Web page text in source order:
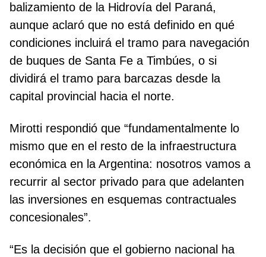
balizamiento de la Hidrovía del Paraná,
aunque aclaró que no está definido en qué
condiciones incluirá el tramo para navegación
de buques de Santa Fe a Timbúes, o si
dividirá el tramo para barcazas desde la
capital provincial hacia el norte.
Mirotti respondió que “fundamentalmente lo
mismo que en el resto de la infraestructura
económica en la Argentina: nosotros vamos a
recurrir al sector privado para que adelanten
las inversiones en esquemas contractuales
concesionales”.
“Es la decisión que el gobierno nacional ha